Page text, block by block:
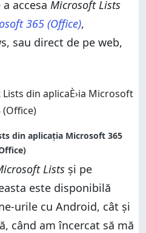
accesa Microsoft Lists
365 (Office),
sau direct de pe web,
Lists și pe
este disponibilă
urile cu Android, cât și
când am încercat să mă